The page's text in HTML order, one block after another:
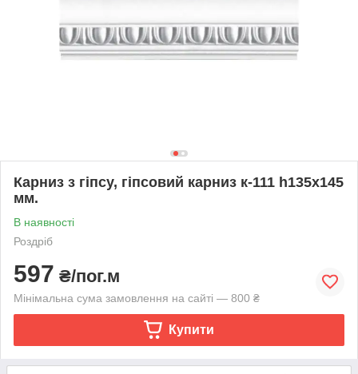
Карниз з гіпсу, гіпсовий карниз к-111 һ135х145
мм.
В наявності
Роздріб
597 ₴/пог.м
Мінімальна сума замовлення на сайті — 800 ₴
Купити